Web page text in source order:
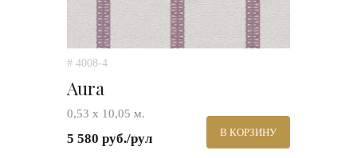
# 4008-4
Aura
0,53 х 10,05 м.
5 580 руб./рул В КОРЗИНУ